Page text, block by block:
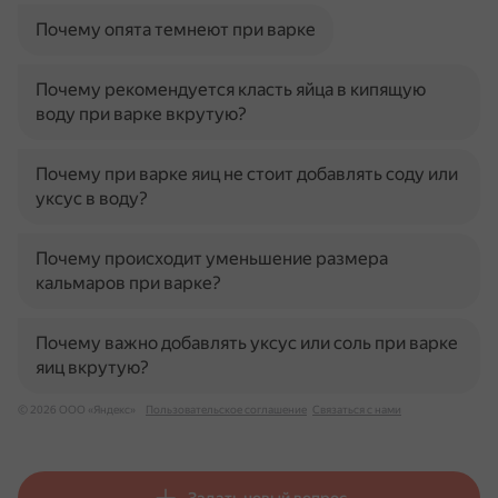
Почему опята темнеют при варке
Почему рекомендуется класть яйца в кипящую
воду при варке вкрутую?
Почему при варке яиц не стоит добавлять соду или
уксус в воду?
Почему происходит уменьшение размера
кальмаров при варке?
Почему важно добавлять уксус или соль при варке
яиц вкрутую?
© 2026 ООО «Яндекс» Пользовательское соглашение Связаться с нами